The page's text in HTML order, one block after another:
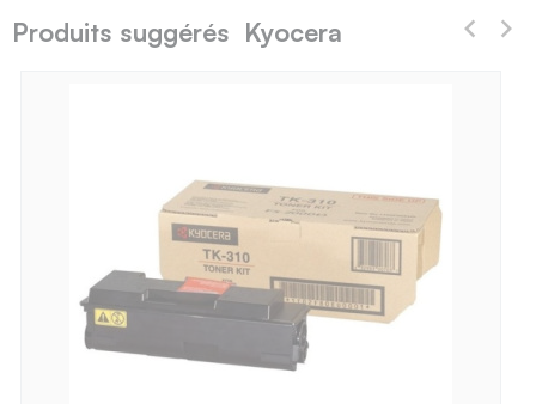
Produits suggérés Kyocera